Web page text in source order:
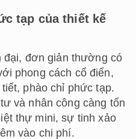
tạp của thiết kế
đại, đơn giản thường có
phong cách cổ điển,
phào chỉ phức tạp.
và nhân công càng tốn
thự mini, sự tinh xảo
vào chi phí.